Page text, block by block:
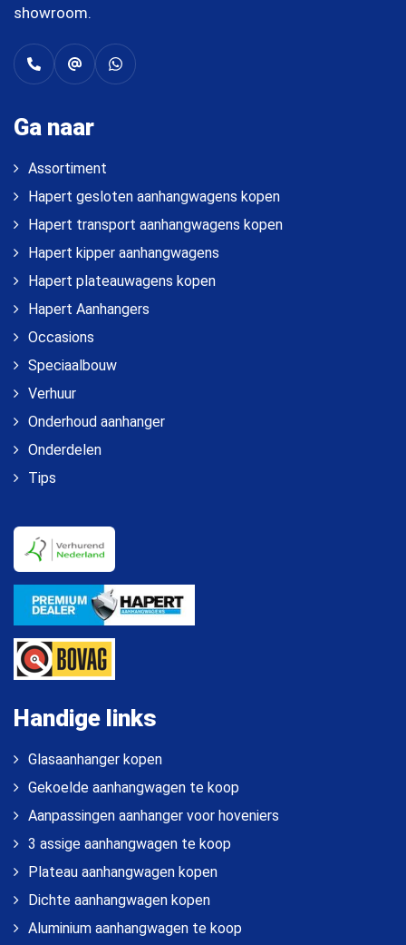
showroom.
Ga naar
Assortiment
Hapert gesloten aanhangwagens kopen
Hapert transport aanhangwagens kopen
Hapert kipper aanhangwagens
Hapert plateauwagens kopen
Hapert Aanhangers
Occasions
Speciaalbouw
Verhuur
Onderhoud aanhanger
Onderdelen
Tips
Handige links
Glasaanhanger kopen
Gekoelde aanhangwagen te koop
Aanpassingen aanhanger voor hoveniers
3 assige aanhangwagen te koop
Plateau aanhangwagen kopen
Dichte aanhangwagen kopen
Aluminium aanhangwagen te koop